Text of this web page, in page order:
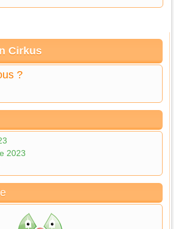
Cirkus
?
2023